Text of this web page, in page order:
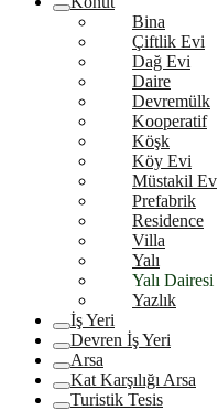
Bina
Çiftlik Evi
Dağ Evi
Daire
Devremülk
Kooperatif
Köşk
Köy Evi
Müstakil Ev
Prefabrik
Residence
Villa
Yalı
Yalı Dairesi
Yazlık
İş Yeri
Devren İş Yeri
Arsa
Kat Karşılığı Arsa
Turistik Tesis